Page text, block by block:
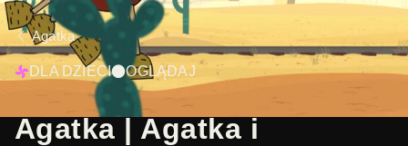
Agatka
DLA DZIECI OGLĄDAJ
Agatka | Agatka i